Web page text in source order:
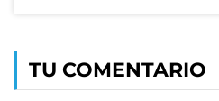
TU COMENTARIO